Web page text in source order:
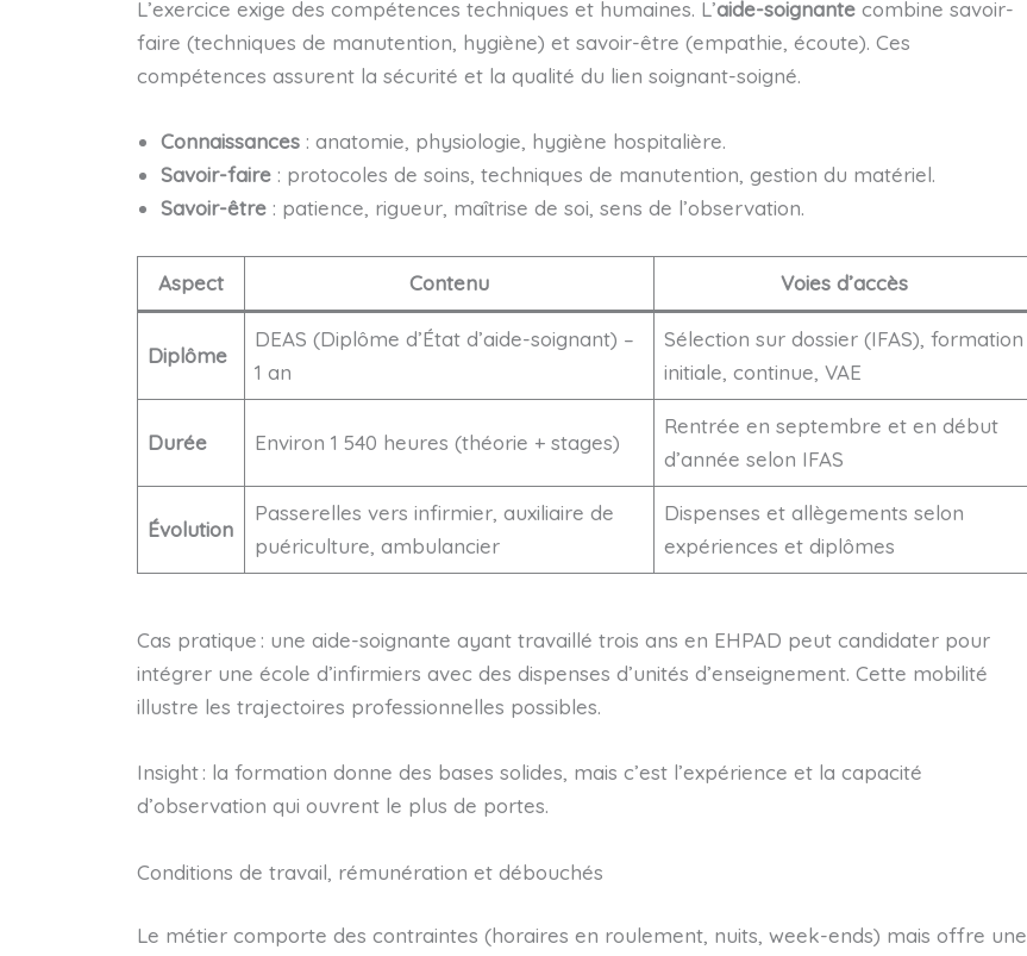
L’exercice exige des compétences techniques et humaines. L’aide-soignantecombine savoir-
faire (techniques de manutention, hygiène) et savoir-être (empathie, écoute). Ces
compétences assurent la sécurité et la qualité du lien soignant-soigné.
Connaissances: anatomie, physiologie, hygiène hospitalière.
Savoir-faire: protocoles de soins, techniques de manutention, gestion du matériel.
Savoir-être: patience, rigueur, maîtrise de soi, sens de l’observation.
Aspect Contenu Voies d’accès
Diplôme
DEAS (Diplôme d’État d’aide-soignant) –
1 an
Sélection sur dossier (IFAS), formation
initiale, continue, VAE
Durée Environ 1 540 heures (théorie + stages)
Rentrée en septembre et en début
d’année selon IFAS
Évolution
Passerelles vers infirmier, auxiliaire de
puériculture, ambulancier
Dispenses et allègements selon
expériences et diplômes
Cas pratique : une aide-soignante ayant travaillé trois ans en EHPAD peut candidater pour
intégrer une école d’infirmiers avec des dispenses d’unités d’enseignement. Cette mobilité
illustre les trajectoires professionnelles possibles.
Insight : la formation donne des bases solides, mais c’est l’expérience et la capacité
d’observation qui ouvrent le plus de portes.
Conditions de travail, rémunération et débouchés
Le métier comporte des contraintes (horaires en roulement, nuits, week-ends) mais offre une